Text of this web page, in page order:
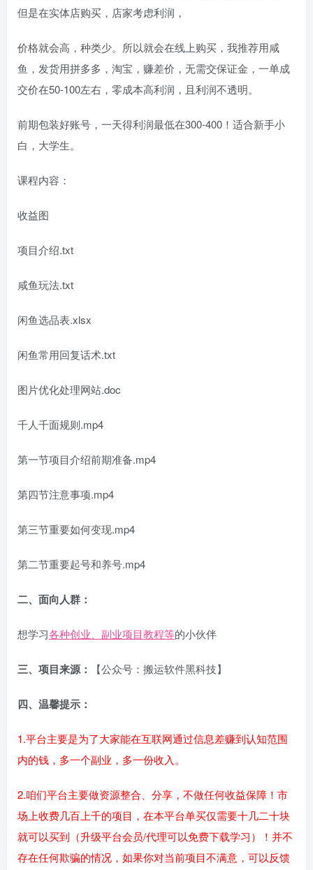
但是在实体店购买，店家考虑利润，
价格就会高，种类少。所以就会在线上购买，我推荐用咸
鱼，发货用拼多多，淘宝，赚差价，无需交保证金，一单成
交价在50-100左右，零成本高利润，且利润不透明。
前期包装好账号，一天得利润最低在300-400！适合新手小
白，大学生。
课程内容：
收益图
项目介绍.txt
咸鱼玩法.txt
闲鱼选品表.xlsx
闲鱼常用回复话术.txt
图片优化处理网站.doc
千人千面规则.mp4
第一节项目介绍前期准备.mp4
第四节注意事项.mp4
第三节重要如何变现.mp4
第二节重要起号和养号.mp4
二、面向人群：
想学习各种创业、副业项目教程等的小伙伴
三、项目来源： 【公众号：搬运软件黑科技】
四、温馨提示：
1.平台主要是为了大家能在互联网通过信息差赚到认知范围
内的钱，多一个副业，多一份收入。
2.咱们平台主要做资源整合、分享，不做任何收益保障！市
场上收费几百上千的项目，在本平台单买仅需要十几二十块
就可以买到（升级平台会员/代理可以免费下载学习）！并不
存在任何欺骗的情况，如果你对当前项目不满意，可以反馈